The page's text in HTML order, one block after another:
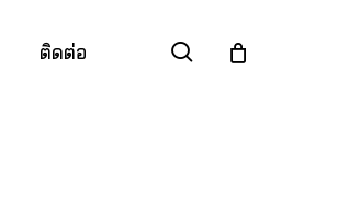
ติดต่อ search